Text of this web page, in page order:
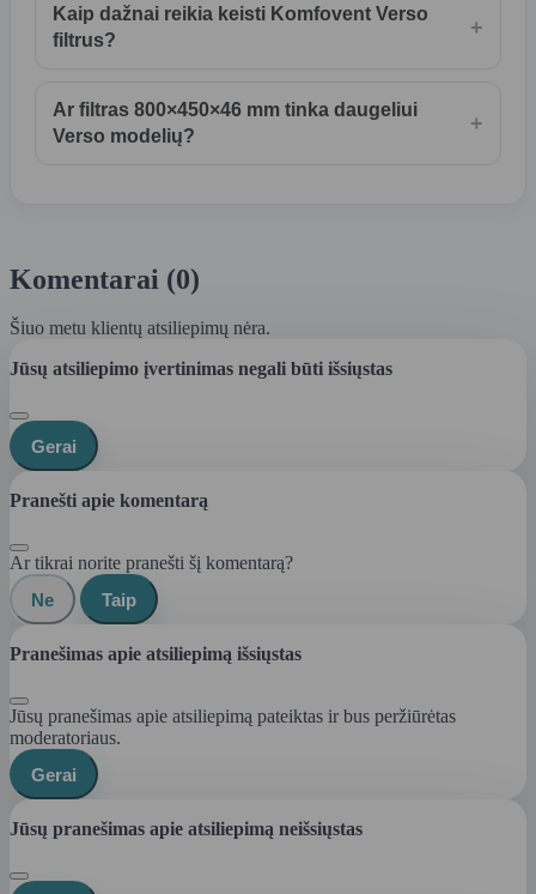
Kaip dažnai reikia keisti Komfovent Verso
filtrus?
+
Ar filtras 800×450×46 mm tinka daugeliui
Verso modelių?
+
Komentarai (0)
Šiuo metu klientų atsiliepimų nėra.
Jūsų atsiliepimo įvertinimas negali būti išsiųstas
Gerai
Pranešti apie komentarą
Ar tikrai norite pranešti šį komentarą?
Ne
Taip
Pranešimas apie atsiliepimą išsiųstas
Jūsų pranešimas apie atsiliepimą pateiktas ir bus peržiūrėtas
moderatoriaus.
Gerai
Jūsų pranešimas apie atsiliepimą neišsiųstas